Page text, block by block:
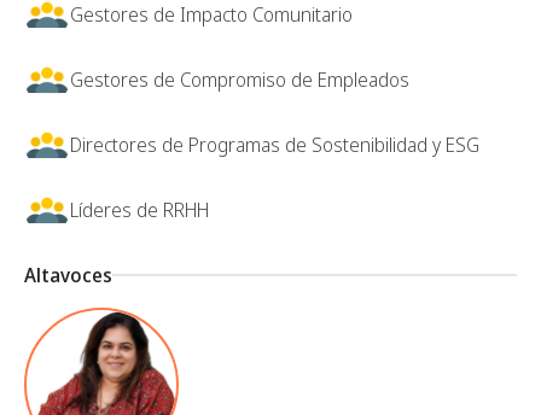
Gestores de Impacto Comunitario
Gestores de Compromiso de Empleados
Directores de Programas de Sostenibilidad y ESG
Líderes de RRHH
Altavoces